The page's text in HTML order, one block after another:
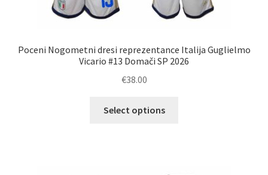
Poceni Nogometni dresi reprezentance Italija Guglielmo
Vicario #13 Domači SP 2026
€38.00
Select options